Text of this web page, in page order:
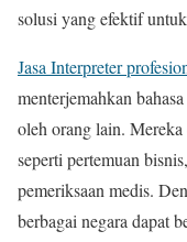
solusi yang efektif
Jasa Interpreter
menterjemahkan
oleh orang lain. Mereka
seperti pertemuan
pemeriksaan medis.
berbagai negara dapat